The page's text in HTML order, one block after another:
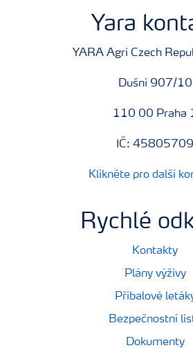
Yara
YARA Agri Czech
Dušní 907/10
110 00 Praha
IČ: 45805709
Klikněte pro další
Rychlé
Kontakty
Plány výživy
Příbalové
Bezpečnostní
Dokumenty